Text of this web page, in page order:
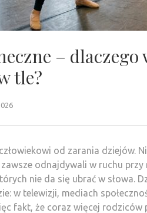
– dlaczego
tle?
od zarania dziejów.
odnajdywali w ruchu
nie da się ubrać w słowa.
w telewizji, mediach
fakt, że coraz więcej